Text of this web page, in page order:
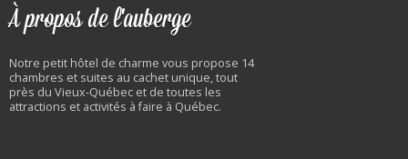
À propos de l'auberge
Notre petit hôtel de charme vous propose 14
chambres et suites au cachet unique, tout
près du Vieux-Québec et de toutes les
attractions et activités à faire à Québec.